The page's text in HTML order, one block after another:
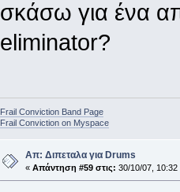
σκάσω για ένα
eliminator?
Frail Conviction Band Page
Frail Conviction on Myspace
Απ: Διπεταλα για Drums
« Απάντηση #59 στις: 30/10/07, 10:32